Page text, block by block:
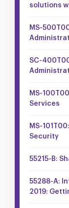
solutions
MS-
SC-
MS-
Services
MS-
Security
55215-B:
55288-A:
2019: